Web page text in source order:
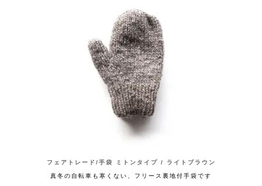
フェアトレード/手袋 ミトンタイプ / ライトブラウン
真冬の自転車も寒くない、フリース裏地付手袋です